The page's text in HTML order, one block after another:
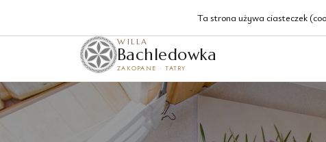
Krzeptówki 129, Zakopane
WILLA
Bachledowka
ZAKOPANE · TATRY
Ta strona używa ciasteczek